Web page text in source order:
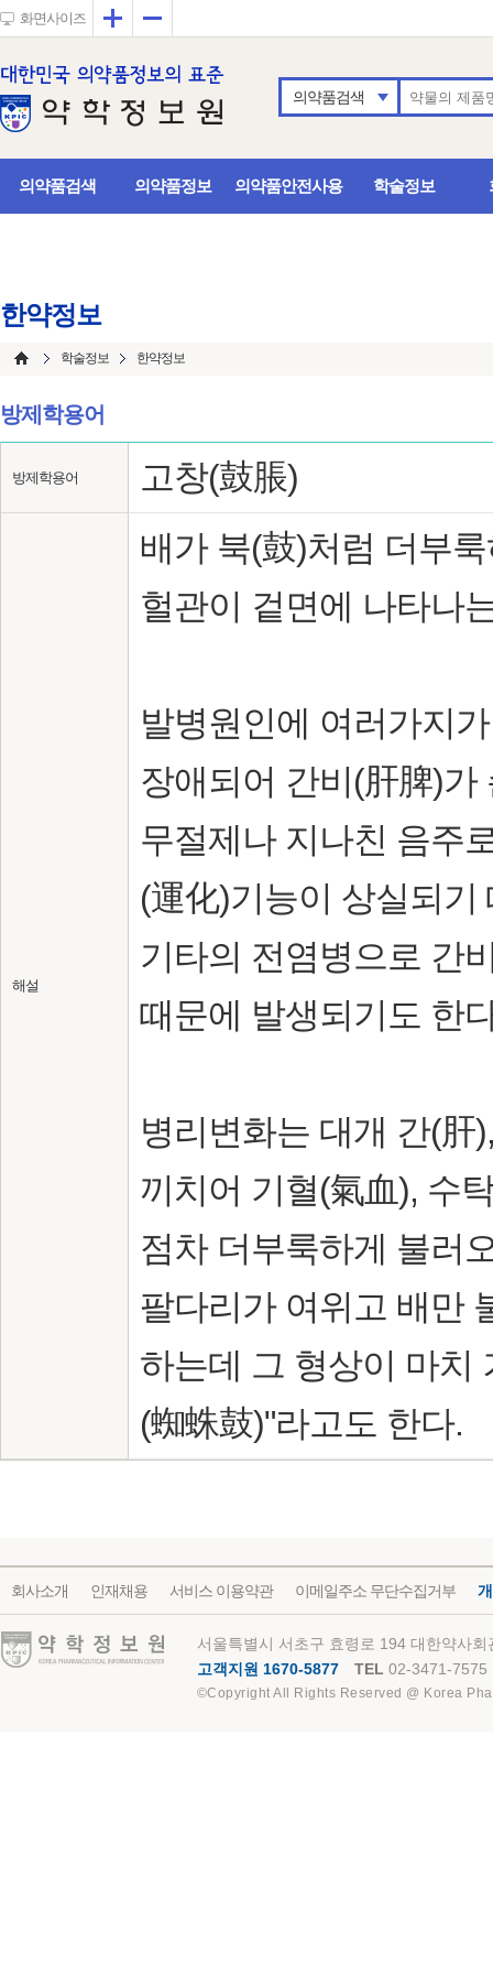
화면사이즈 확대
의약품검색
의약품검색 의약품정보 의약품안전사용 학술정보
한약정보
학술정보 한약정보
방제학용어
방제학용어 고창(鼓脹)
해설
배가 북(鼓)처럼 더부
헐관이 겉면에 나타나
발병원인에 여러가지
장애되어 간비(肝脾)
무절제나 지나친 음주
(運化)기능이 상실되
기타의 전염병으로 간
때문에 발생되기도 한
병리변화는 대개 간(肝
끼치어 기혈(氣血), 수
점차 더부룩하게 불러
팔다리가 여위고 배만
하는데 그 형상이 마치
(蜘蛛鼓)"라고도 한다.
회사소개 인재채용 서비스 이용약관 이메일주소 무단수집거부
약학정보원
서울특별시 서초구 효령로 194 대한약사
고객지원 1670-5877
TEL 02-3471-7575
©Copyright All Rights Reserved @ Korea